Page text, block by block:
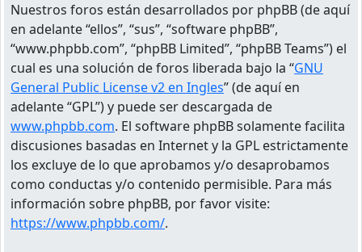
Nuestros foros están desarrollados por phpBB (de aquí
en adelante “ellos”, “sus”, “software phpBB”,
“www.phpbb.com”, “phpBB Limited”, “phpBB Teams”) el
cual es una solución de foros liberada bajo la “GNU
General Public License v2 en Ingles” (de aquí en
adelante “GPL”) y puede ser descargada de
www.phpbb.com. El software phpBB solamente facilita
discusiones basadas en Internet y la GPL estrictamente
los excluye de lo que aprobamos y/o desaprobamos
como conductas y/o contenido permisible. Para más
información sobre phpBB, por favor visite:
https://www.phpbb.com/.